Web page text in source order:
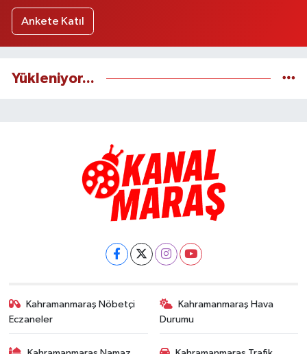
Ankete Katıl
Yükleniyor...
Kahramanmaraş Nöbetçi
Eczaneler
Kahramanmaraş Hava
Durumu